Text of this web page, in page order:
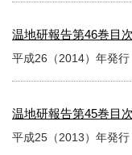
温地研報告第46巻目次
平成26（2014）年発行
温地研報告第45巻目次
平成25（2013）年発行